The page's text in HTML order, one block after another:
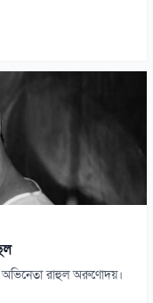
অভিনেতা রাহুল অরুণোদয়।